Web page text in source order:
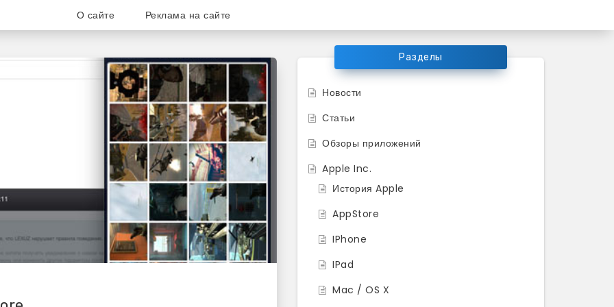
для любителей и поклонников продукции Apple
О сайте Реклама на сайте
Разделы
Новости
Статьи
Обзоры приложений
Apple Inc.
История Apple
AppStore
IPhone
IPad
Mac / OS X